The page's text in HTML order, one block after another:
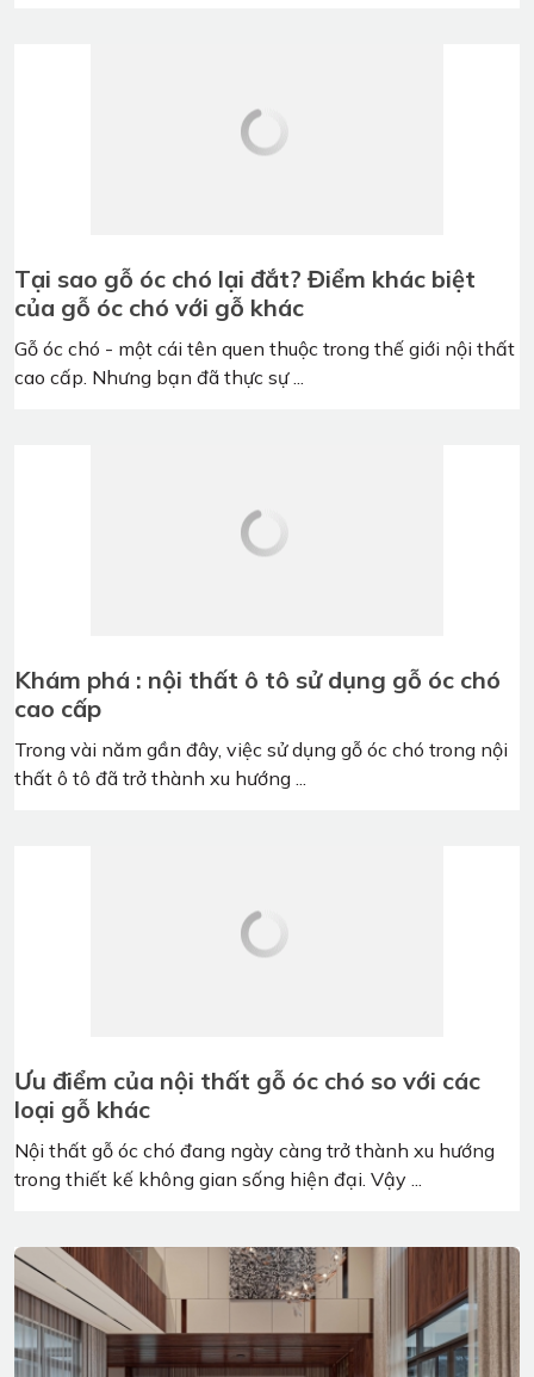
hai yếu tố chính mà bạn không thể bỏ ...
Tại sao gỗ óc chó lại đắt? Điểm khác biệt
Khám phá : nội thất ô tô sử dụng gỗ óc chó
cao cấp
Trong vài năm gần đây, việc sử dụng gỗ óc chó trong nội
thất ô tô đã trở thành xu hướng ...